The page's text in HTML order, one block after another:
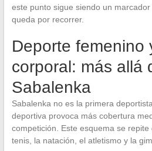
este punto sigue siendo un
queda por recorrer.
Deporte femenino
corporal: más allá
Sabalenka
Sabalenka no es la primera
deportiva provoca más cobertura
competición. Este esquema se
tenis, la natación, el atletismo y la